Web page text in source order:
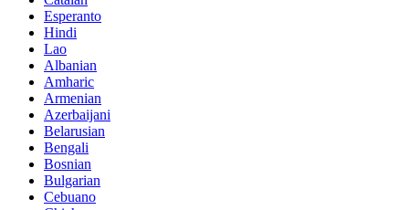
Esperanto
Hindi
Lao
Albanian
Amharic
Armenian
Azerbaijani
Belarusian
Bengali
Bosnian
Bulgarian
Cebuano